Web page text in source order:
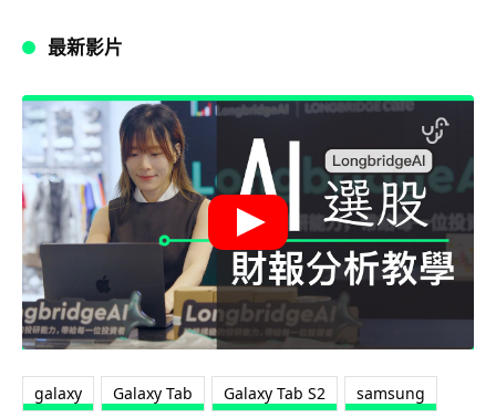
最新影片
galaxy Galaxy Tab Galaxy Tab S2 samsung